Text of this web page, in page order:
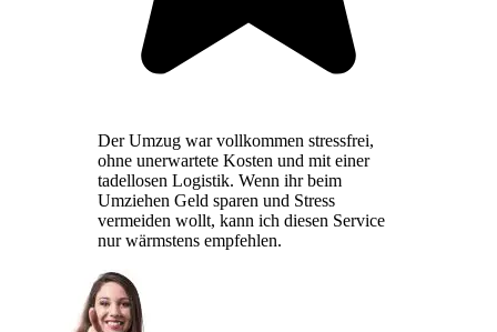
Der Umzug war vollkommen stressfrei,
ohne unerwartete Kosten und mit einer
tadellosen Logistik. Wenn ihr beim
Umziehen Geld sparen und Stress
vermeiden wollt, kann ich diesen Service
nur wärmstens empfehlen.